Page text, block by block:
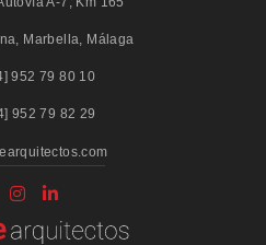
Marbella, Málaga
952 79 80 10
952 79 82 29